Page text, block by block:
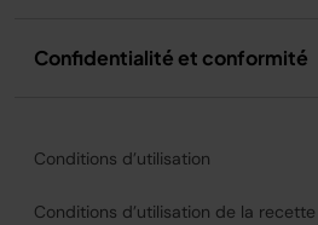
Confidentialité et conformité
Conditions d’utilisation
Conditions d’utilisation de la recette